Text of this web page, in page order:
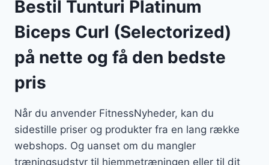
Bestil Tunturi Platinum
Biceps Curl (Selectorized)
på nette og få den bedste
pris
Når du anvender FitnessNyheder, kan du
sidestille priser og produkter fra en lang række
webshops. Og uanset om du mangler
træningsudstyr til hjemmetræningen eller til dit